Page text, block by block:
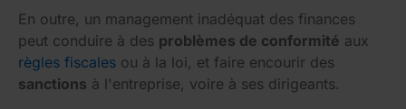
En outre, un management inadéquat des finances
peut conduire à des problèmes de conformité aux
règles fiscales ou à la loi, et faire encourir des
sanctions à l'entreprise, voire à ses dirigeants.